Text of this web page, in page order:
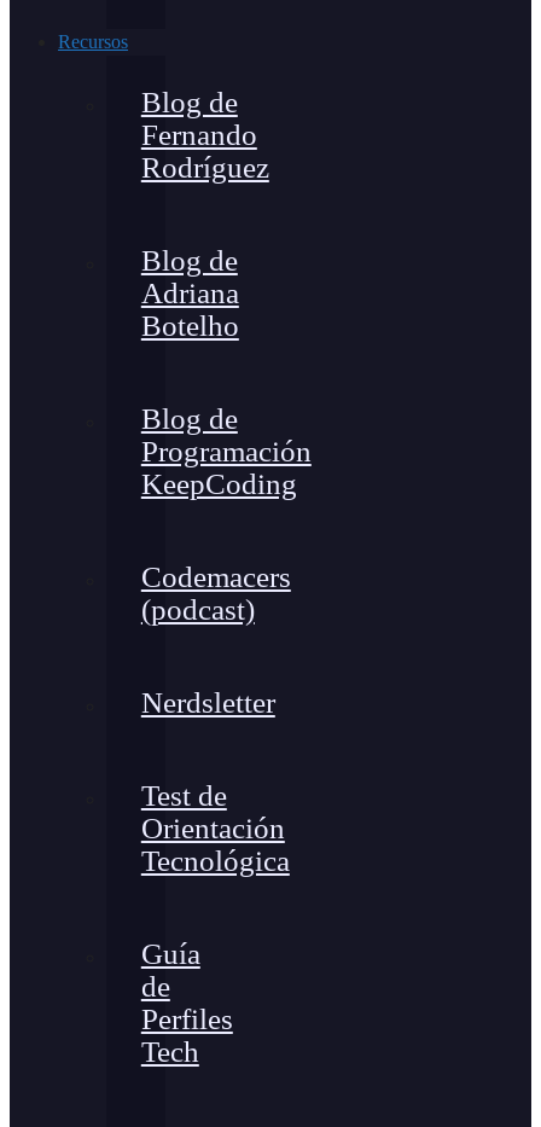
Recursos
Blog de
Fernando
Rodríguez
Blog de
Adriana
Botelho
Blog de
Programación
KeepCoding
Codemacers
(podcast)
Nerdsletter
Test de
Orientación
Tecnológica
Guía
de
Perfiles
Tech